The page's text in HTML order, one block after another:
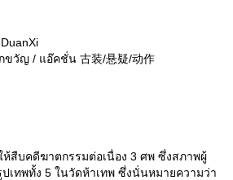
ขวัญ / แอ๊คชั่น 古装/悬疑/动作
ห้สืบคดีฆาตกรรมต่อเนื่อง 3 ศพ ซึ่งสภาพผู้
เทพทั้ง 5 ในวัดห้าเทพ ซึ่งนั่นหมายความว่า